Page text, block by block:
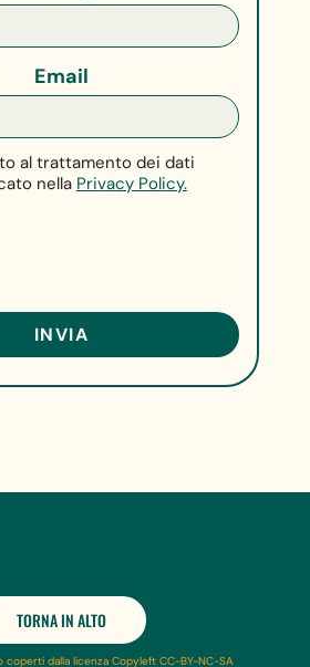
Email
al trattamento dei dati
nella Privacy Policy.
TORNA IN ALTO
dalla licenza Copyleft CC-BY-NC-SA